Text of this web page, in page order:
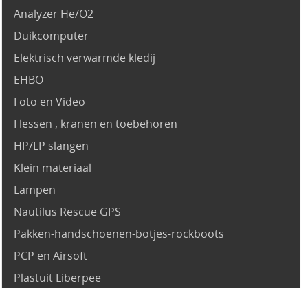
Analyzer He/O2
Duikcomputer
Elektrisch verwarmde kledij
EHBO
Foto en Video
Flessen , kranen en toebehoren
HP/LP slangen
Klein materiaal
Lampen
Nautilus Rescue GPS
Pakken-handschoenen-botjes-rockboots
PCP en Airsoft
Plastuit Liberpee